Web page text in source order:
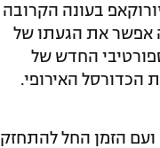
בעונה הקרובה
אפשר את הגעתו של
החדש של
הכדורסל האירופי.
ועם הזמן החל להתחזק